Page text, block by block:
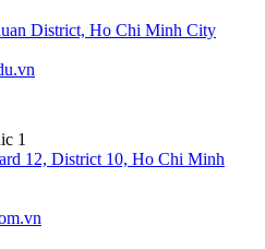
District, Ho Chi Minh City
1
12, District 10, Ho Chi Minh